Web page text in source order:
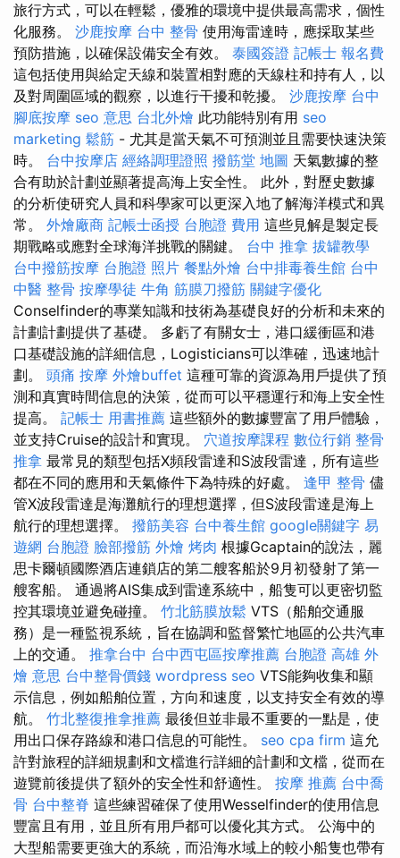
旅行方式，可以在輕鬆，優雅的環境中提供最高需求，個性
化服務。 沙鹿按摩 台中 整骨 使用海雷達時，應採取某些
預防措施，以確保設備安全有效。 泰國簽證 記帳士 報名費
這包括使用與給定天線和裝置相對應的天線柱和持有人，以
及對周圍區域的觀察，以進行干擾和乾擾。 沙鹿按摩 台中
腳底按摩 seo 意思 台北外燴 此功能特別有用 seo
marketing 鬆筋 - 尤其是當天氣不可預測並且需要快速決策
時。 台中按摩店 經絡調理證照 撥筋堂 地圖 天氣數據的整
合有助於計劃並顯著提高海上安全性。 此外，對歷史數據
的分析使研究人員和科學家可以更深入地了解海洋模式和異
常。 外燴廠商 記帳士函授 台胞證 費用 這些見解是製定長
期戰略或應對全球海洋挑戰的關鍵。 台中 推拿 拔罐教學
台中撥筋按摩 台胞證 照片 餐點外燴 台中排毒養生館 台中
中醫 整骨 按摩學徒 牛角 筋膜刀撥筋 關鍵字優化
Conselfinder的專業知識和技術為基礎良好的分析和未來的
計劃計劃提供了基礎。 多虧了有關女士，港口緩衝區和港
口基礎設施的詳細信息，Logisticians可以準確，迅速地計
劃。 頭痛 按摩 外燴buffet 這種可靠的資源為用戶提供了預
測和真實時間信息的決策，從而可以平穩運行和海上安全性
提高。 記帳士 用書推薦 這些額外的數據豐富了用戶體驗，
並支持Cruise的設計和實現。 穴道按摩課程 數位行銷 整骨
推拿 最常見的類型包括X頻段雷達和S波段雷達，所有這些
都在不同的應用和天氣條件下為特殊的好處。 逢甲 整骨 儘
管X波段雷達是海灘航行的理想選擇，但S波段雷達是海上
航行的理想選擇。 撥筋美容 台中養生館 google關鍵字 易
遊網 台胞證 臉部撥筋 外燴 烤肉 根據Gcaptain的說法，麗
思卡爾頓國際酒店連鎖店的第二艘客船於9月初發射了第一
艘客船。 通過將AIS集成到雷達系統中，船隻可以更密切監
控其環境並避免碰撞。 竹北筋膜放鬆 VTS（船舶交通服
務）是一種監視系統，旨在協調和監督繁忙地區的公共汽車
上的交通。 推拿台中 台中西屯區按摩推薦 台胞證 高雄 外
燴 意思 台中整骨價錢 wordpress seo VTS能夠收集和顯
示信息，例如船舶位置，方向和速度，以支持安全有效的導
航。 竹北整復推拿推薦 最後但並非最不重要的一點是，使
用出口保存路線和港口信息的可能性。 seo cpa firm 這允
許對旅程的詳細規劃和文檔進行詳細的計劃和文檔，從而在
遊覽前後提供了額外的安全性和舒適性。 按摩 推薦 台中喬
骨 台中整脊 這些練習確保了使用Wesselfinder的使用信息
豐富且有用，並且所有用戶都可以優化其方式。 公海中的
大型船需要更強大的系統，而沿海水域上的較小船隻也帶有